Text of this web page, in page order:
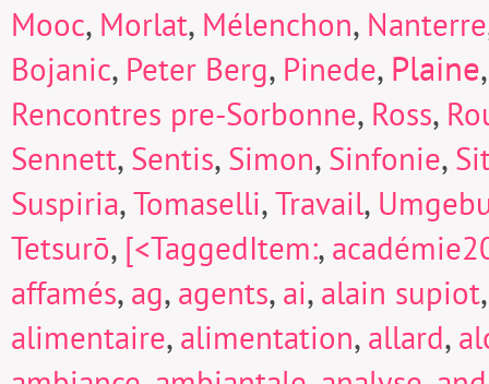
Mooc, Morlat, Mélenchon, Nanterre
Bojanic, Peter Berg, Pinede, Plaine
Rencontres pre-Sorbonne, Ross,
Sennett, Sentis, Simon, Sinfonie,
Suspiria,Tomaselli,Travail,
Tetsurō, [<TaggedItem:,
affamés, ag, agents, ai, alain supiot
alimentaire, alimentation, allard,